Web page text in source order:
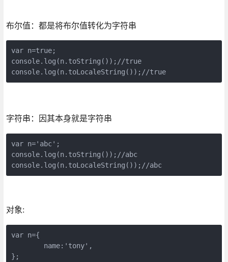
布尔值：都是将布尔值转化为字符串
var n=true;
console.log(n.toString());//true
console.log(n.toLocaleString());//true
字符串：因其本身就是字符串
var n='abc';
console.log(n.toString());//abc
console.log(n.toLocaleString());//abc
​对象:
var n={
};